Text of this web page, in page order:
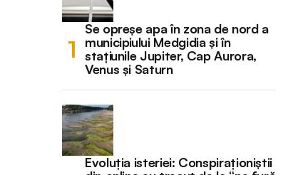
Se opreșe apa în zona de nord a
municipiului Medgidia și în
stațiunile Jupiter, Cap Aurora,
Venus și Saturn
Evoluția isteriei: Conspiraționiștii